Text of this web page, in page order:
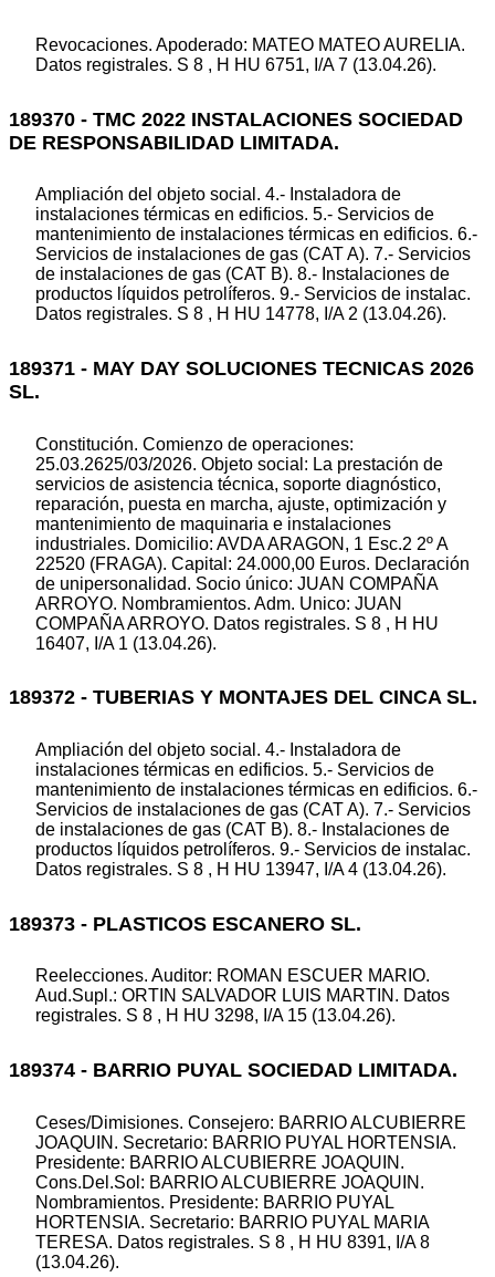
Revocaciones. Apoderado: MATEO MATEO AURELIA.
Datos registrales. S 8 , H HU 6751, I/A 7 (13.04.26).
189370 - TMC 2022 INSTALACIONES SOCIEDAD
DE RESPONSABILIDAD LIMITADA.
Ampliación del objeto social. 4.- Instaladora de
instalaciones térmicas en edificios. 5.- Servicios de
mantenimiento de instalaciones térmicas en edificios. 6.-
Servicios de instalaciones de gas (CAT A). 7.- Servicios
de instalaciones de gas (CAT B). 8.- Instalaciones de
productos líquidos petrolíferos. 9.- Servicios de instalac.
Datos registrales. S 8 , H HU 14778, I/A 2 (13.04.26).
189371 - MAY DAY SOLUCIONES TECNICAS 2026
SL.
Constitución. Comienzo de operaciones:
25.03.2625/03/2026. Objeto social: La prestación de
servicios de asistencia técnica, soporte diagnóstico,
reparación, puesta en marcha, ajuste, optimización y
mantenimiento de maquinaria e instalaciones
industriales. Domicilio: AVDA ARAGON, 1 Esc.2 2º A
22520 (FRAGA). Capital: 24.000,00 Euros. Declaración
de unipersonalidad. Socio único: JUAN COMPAÑA
ARROYO. Nombramientos. Adm. Unico: JUAN
COMPAÑA ARROYO. Datos registrales. S 8 , H HU
16407, I/A 1 (13.04.26).
189372 - TUBERIAS Y MONTAJES DEL CINCA SL.
Ampliación del objeto social. 4.- Instaladora de
instalaciones térmicas en edificios. 5.- Servicios de
mantenimiento de instalaciones térmicas en edificios. 6.-
Servicios de instalaciones de gas (CAT A). 7.- Servicios
de instalaciones de gas (CAT B). 8.- Instalaciones de
productos líquidos petrolíferos. 9.- Servicios de instalac.
Datos registrales. S 8 , H HU 13947, I/A 4 (13.04.26).
189373 - PLASTICOS ESCANERO SL.
Reelecciones. Auditor: ROMAN ESCUER MARIO.
Aud.Supl.: ORTIN SALVADOR LUIS MARTIN. Datos
registrales. S 8 , H HU 3298, I/A 15 (13.04.26).
189374 - BARRIO PUYAL SOCIEDAD LIMITADA.
Ceses/Dimisiones. Consejero: BARRIO ALCUBIERRE
JOAQUIN. Secretario: BARRIO PUYAL HORTENSIA.
Presidente: BARRIO ALCUBIERRE JOAQUIN.
Cons.Del.Sol: BARRIO ALCUBIERRE JOAQUIN.
Nombramientos. Presidente: BARRIO PUYAL
HORTENSIA. Secretario: BARRIO PUYAL MARIA
TERESA. Datos registrales. S 8 , H HU 8391, I/A 8
(13.04.26).